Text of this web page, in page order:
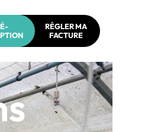
RÉGLER MA
FACTURE